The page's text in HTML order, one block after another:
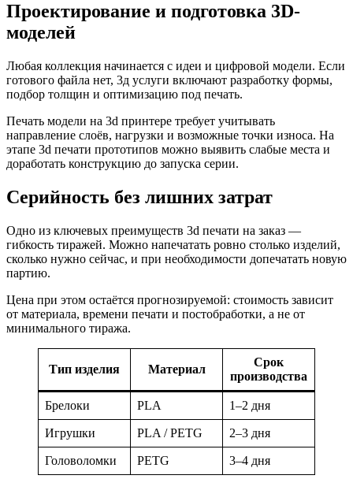
Проектирование и подготовка 3D-
моделей
Любая коллекция начинается с идеи и цифровой модели. Если
готового файла нет, 3д услуги включают разработку формы,
подбор толщин и оптимизацию под печать.
Печать модели на 3d принтере требует учитывать
направление слоёв, нагрузки и возможные точки износа. На
этапе 3d печати прототипов можно выявить слабые места и
доработать конструкцию до запуска серии.
Серийность без лишних затрат
Одно из ключевых преимуществ 3d печати на заказ —
гибкость тиражей. Можно напечатать ровно столько изделий,
сколько нужно сейчас, и при необходимости допечатать новую
партию.
Цена при этом остаётся прогнозируемой: стоимость зависит
от материала, времени печати и постобработки, а не от
минимального тиража.
Тип изделия Материал
Срок
производства
Брелоки PLA 1–2 дня
Игрушки PLA / PETG 2–3 дня
Головоломки PETG 3–4 дня